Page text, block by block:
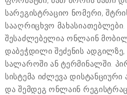
სარეგისტრაციო ნომერი,
სააღრიცხვო მახასიათებლები.
შესაძლებელია ონლაინ
დაბეჭდილი შეძენის
სალაროში ან ტერმინალში.
სისტემა იძლევა დისტანციური
და შემდეგ ონლაინ